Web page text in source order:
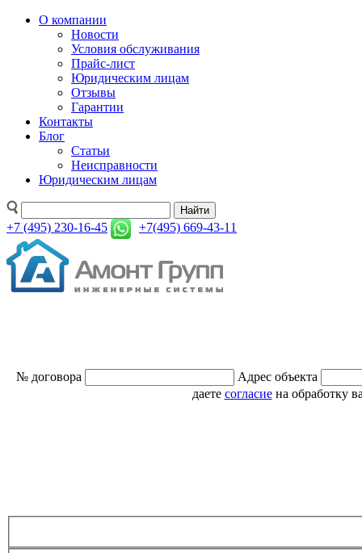
О компании
Новости
Условия обслуживания
Прайс-лист
Юридическим лицам
Отзывы
Гарантии
Контакты
Блог
Статьи
Неисправности
Юридическим лицам
Найти
+7 (495) 230-16-45 +7(495) 669-43-11
№ договора
Адрес объекта
даете согласиена обработку